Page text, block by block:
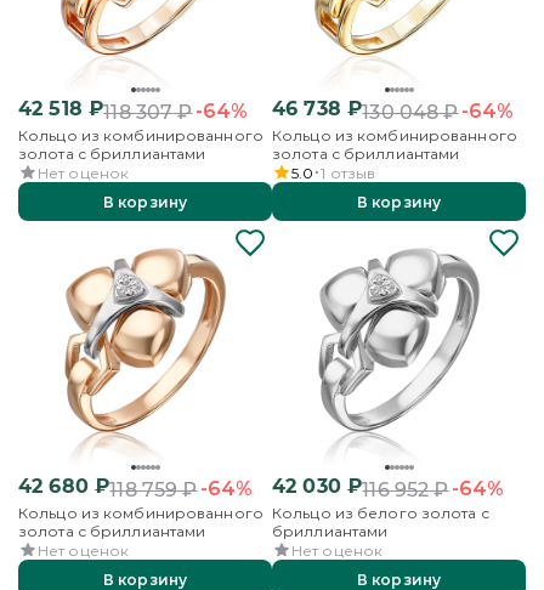
42 518 ₽118 307₽-64%
Кольцо из комбинированного
золота с бриллиантами
Нет оценок
В корзину
46 738 ₽130 048₽-64%
Кольцо из комбинированного
золота с бриллиантами
5.0 1 отзыв
В корзину
42 680₽118 759₽-64%
Кольцо из комбинированного
золота с бриллиантами
Нет оценок
В корзину
42 030₽116 952₽-64%
Кольцо из белого золота с
бриллиантами
Нет оценок
В корзину